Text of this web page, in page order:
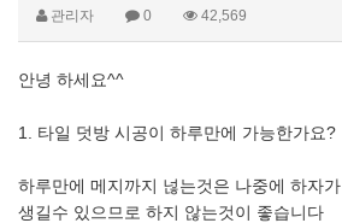
관리자 0 42,569
안녕 하세요^^
1. 타일 덧방 시공이 하루만에 가능한가요?
하루만에 메지까지 넎는것은 나중에 하자가
생길수 있으므로 하지 않는것이 좋습니다